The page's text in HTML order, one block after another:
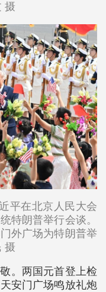
摄
平在北京人民大会
特朗普举行会谈。
外广场为特朗普举
摄
。两国元首登上检
安门广场鸣放礼炮